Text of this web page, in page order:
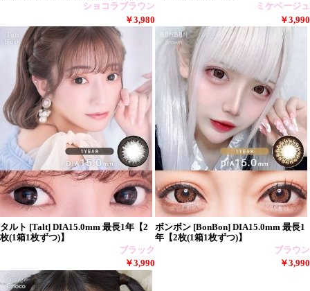
ショコラブラウン
￥3,980
ミケベージュ
￥3,990
タルト [Talt] DIA15.0mm 最長1年【2
枚(1箱1枚ずつ)】
ブラック
￥3,990
ボンボン [BonBon] DIA15.0mm 最長1
年【2枚(1箱1枚ずつ)】
ブラウン
￥3,990